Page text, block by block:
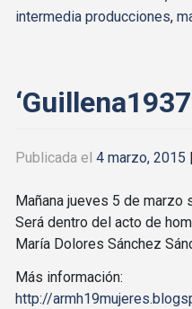
intermedia producciones,
Publicada el 4 marzo, 2015 |
Mañana jueves 5 de marzo
Será dentro del acto de
María Dolores Sánchez
Más información:
http://